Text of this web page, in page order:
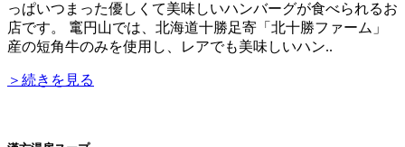
っぱいつまった優しくて美味しいハンバーグが食べられるお
店です。 竃円山では、北海道十勝足寄「北十勝ファーム」
産の短角牛のみを使用し、レアでも美味しいハン..
＞続きを見る